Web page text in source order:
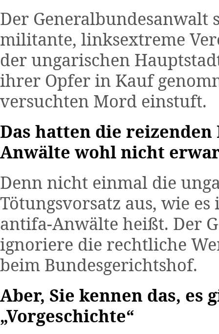
Der Generalbundesanwalt
militante, linksextreme
der ungarischen
ihrer Opfer in Kauf
versuchten Mord einstuft.
Das hatten die
Anwälte wohl nicht
Denn nicht einmal die
Tötungsvorsatz aus, wie
antifa-Anwälte heißt. Der
ignoriere die rechtliche
beim Bundesgerichtshof.
Aber, Sie kennen das, es
„Vorgeschichte“